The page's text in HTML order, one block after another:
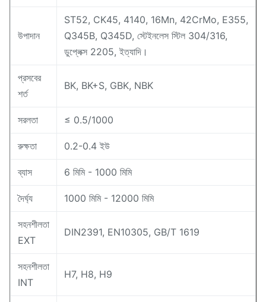
উপাদান
ST52, CK45, 4140, 16Mn, 42CrMo, E355,
Q345B, Q345D, স্টেইনলেস স্টিল 304/316,
ডুপ্লেক্স 2205, ইত্যাদি।
প্রসবের
শর্ত
BK, BK+S, GBK, NBK
সরলতা ≤ 0.5/1000
রুক্ষতা 0.2-0.4 ইউ
ব্যাস 6 মিমি - 1000 মিমি
দৈর্ঘ্য 1000 মিমি - 12000 মিমি
সহনশীলতা
EXT
DIN2391, EN10305, GB/T 1619
সহনশীলতা
INT
H7, H8, H9